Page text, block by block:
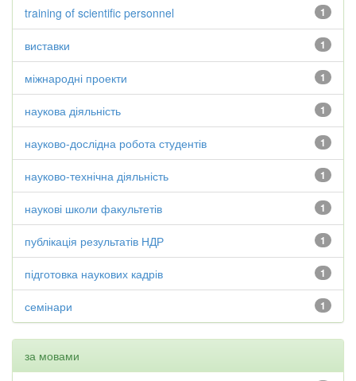
1
training of scientific personnel
1
виставки
1
міжнародні проекти
1
наукова діяльність
1
науково-дослідна робота студентів
1
науково-технічна діяльність
1
наукові школи факультетів
1
публікація результатів НДР
1
підготовка наукових кадрів
1
семінари
за мовами